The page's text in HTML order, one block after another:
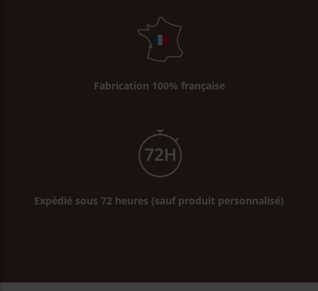
Fabrication 100% française
Expédié sous 72 heures (sauf produit personnalisé)